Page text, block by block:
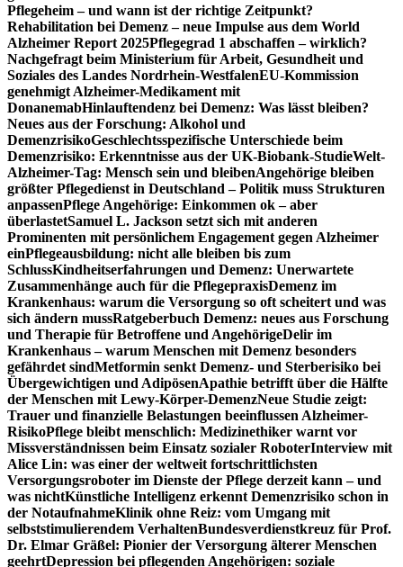
Pflegeheim – und wann ist der richtige Zeitpunkt?
Rehabilitation bei Demenz – neue Impulse aus dem World
Alzheimer Report 2025Pflegegrad 1 abschaffen – wirklich?
Nachgefragt beim Ministerium für Arbeit, Gesundheit und
Soziales des Landes Nordrhein-WestfalenEU-Kommission
genehmigt Alzheimer-Medikament mit
DonanemabHinlauftendenz bei Demenz: Was lässt bleiben?
Neues aus der Forschung: Alkohol und
DemenzrisikoGeschlechtsspezifische Unterschiede beim
Demenzrisiko: Erkenntnisse aus der UK-Biobank-StudieWelt-
Alzheimer-Tag: Mensch sein und bleibenAngehörige bleiben
größter Pflegedienst in Deutschland – Politik muss Strukturen
anpassenPflege Angehörige: Einkommen ok – aber
überlastetSamuel L. Jackson setzt sich mit anderen
Prominenten mit persönlichem Engagement gegen Alzheimer
einPflegeausbildung: nicht alle bleiben bis zum
SchlussKindheitserfahrungen und Demenz: Unerwartete
Zusammenhänge auch für die PflegepraxisDemenz im
Krankenhaus: warum die Versorgung so oft scheitert und was
sich ändern mussRatgeberbuch Demenz: neues aus Forschung
und Therapie für Betroffene und AngehörigeDelir im
Krankenhaus – warum Menschen mit Demenz besonders
gefährdet sindMetformin senkt Demenz- und Sterberisiko bei
Übergewichtigen und AdipösenApathie betrifft über die Hälfte
der Menschen mit Lewy-Körper-DemenzNeue Studie zeigt:
Trauer und finanzielle Belastungen beeinflussen Alzheimer-
RisikoPflege bleibt menschlich: Medizinethiker warnt vor
Missverständnissen beim Einsatz sozialer RoboterInterview mit
Alice Lin: was einer der weltweit fortschrittlichsten
Versorgungsroboter im Dienste der Pflege derzeit kann – und
was nichtKünstliche Intelligenz erkennt Demenzrisiko schon in
der NotaufnahmeKlinik ohne Reiz: vom Umgang mit
selbststimulierendem VerhaltenBundesverdienstkreuz für Prof.
Dr. Elmar Gräßel: Pionier der Versorgung älterer Menschen
geehrtDepression bei pflegenden Angehörigen: soziale